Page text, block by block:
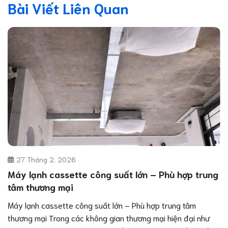
Bài Viết Liên Quan
Máy lạnh cassette công suất lớn – Phù hợp trung
tâm thương mại
27 Tháng 2, 2026
Máy lạnh cassette công suất lớn – Phù hợp trung tâm
thương mại Trong các không gian thương mại hiện đại như